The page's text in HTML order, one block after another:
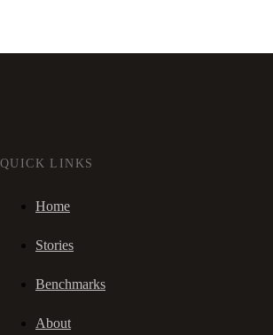
QUICK LINKS
Home
Stories
Benchmarks
About